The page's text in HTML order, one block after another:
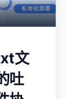
文
吐